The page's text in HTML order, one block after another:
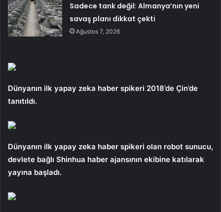
Sadece tank değil: Almanya’nın yeni
savaş planı dikkat çekti
Ağustos 7, 2026
Dünyanın ilk yapay zeka haber spikeri 2018’de Çin’de
tanıtıldı.
Dünyanın ilk yapay zeka haber spikeri olan robot sunucu,
devlete bağlı Shinhua haber ajansının ekibine katılarak
yayına başladı.